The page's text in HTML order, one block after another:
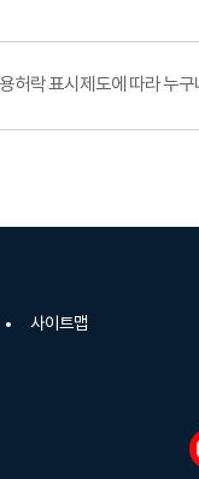
허락 표시제도에 따라 누구
사이트맵